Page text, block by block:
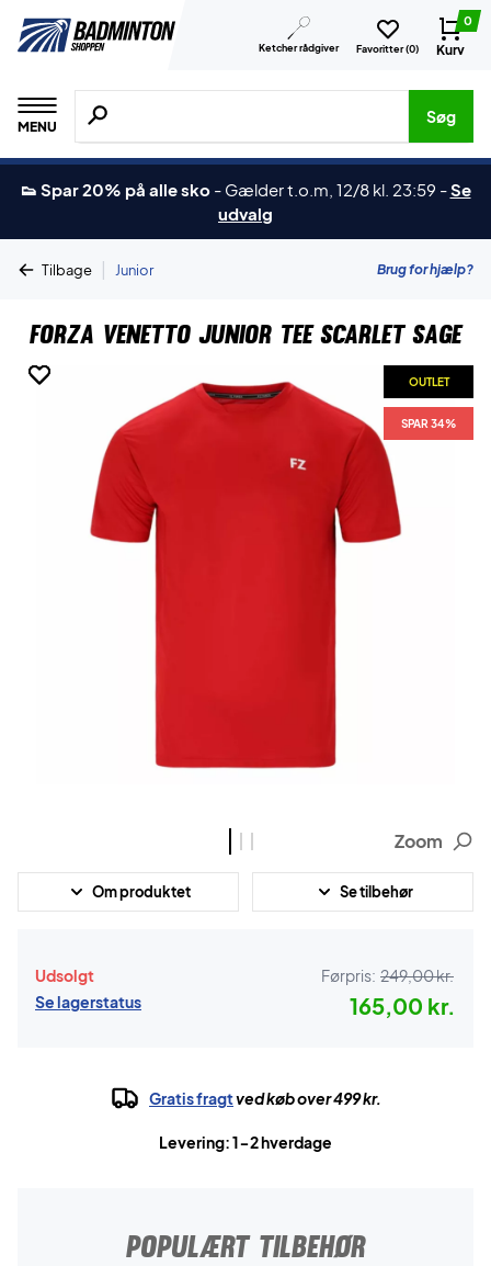
Ketcher rådgiver Favoritter (0)
0
Kurv
MENU
Søg efter produkter, mærker etc.
Søg
👟 Spar 20% på alle sko - Gælder t.o.m, 12/8 kl. 23:59 -Se
udvalg
Tilbage | Junior Brug for hjælp?
Forza Venetto Junior Tee Scarlet Sage
OUTLET
SPAR 34%
OUTLET
SPAR 34%
OUTLET
SPAR 34%
Zoom
Om produktet Se tilbehør
Udsolgt
Se lagerstatus
Førpris: 249,00 kr.
165,00 kr.
Gratis fragtved køb over 499 kr.
Levering: 1-2 hverdage
POPULÆRT TILBEHØR